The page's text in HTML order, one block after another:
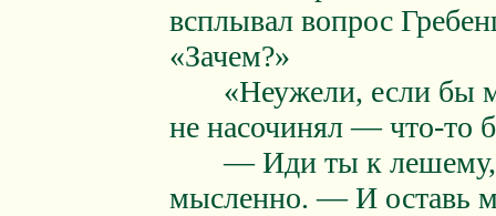
всплывал вопрос
«Зачем?»
«Неужели, если бы
не насочинял — что-то
— Иди ты к лешему,
мысленно. — И оставь